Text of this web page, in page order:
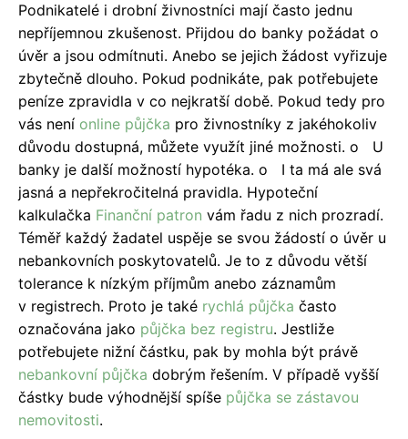
Podnikatelé i drobní živnostníci mají často jednu
nepříjemnou zkušenost. Přijdou do banky požádat o
úvěr a jsou odmítnuti. Anebo se jejich žádost vyřizuje
zbytečně dlouho. Pokud podnikáte, pak potřebujete
peníze zpravidla v co nejkratší době. Pokud tedy pro
vás není online půjčka pro živnostníky z jakéhokoliv
důvodu dostupná, můžete využít jiné možnosti. o U
banky je další možností hypotéka. o I ta má ale svá
jasná a nepřekročitelná pravidla. Hypoteční
kalkulačka Finanční patron vám řadu z nich prozradí.
Téměř každý žadatel uspěje se svou žádostí o úvěr u
nebankovních poskytovatelů. Je to z důvodu větší
tolerance k nízkým příjmům anebo záznamům
v registrech. Proto je také rychlá půjčka často
označována jako půjčka bez registru. Jestliže
potřebujete nižní částku, pak by mohla být právě
nebankovní půjčka dobrým řešením. V případě vyšší
částky bude výhodnější spíše půjčka se zástavou
nemovitosti.